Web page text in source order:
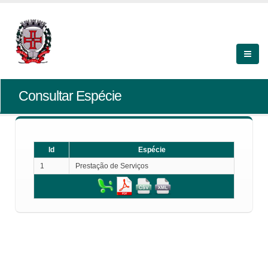
Consultar Espécie
Id
Espécie
1
Prestação de Serviços